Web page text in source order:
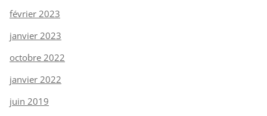
février 2023
janvier 2023
octobre 2022
janvier 2022
juin 2019